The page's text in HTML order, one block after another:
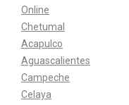
Online
Chetumal
Acapulco
Aguascalientes
Campeche
Celaya